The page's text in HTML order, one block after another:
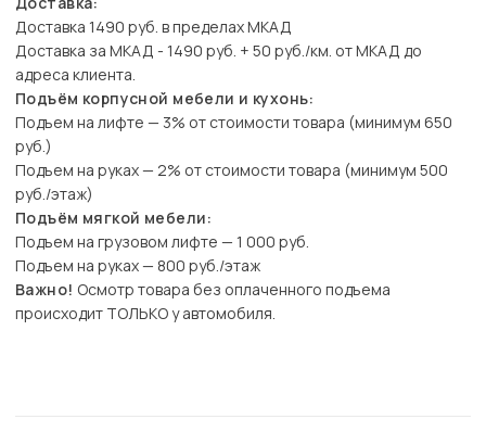
Доставка 1490 руб. в пределах МКАД
Доставка за МКАД - 1490 руб. + 50 руб./км. от МКАД до
адреса клиента.
Подъём корпусной мебели и кухонь:
Подъем на лифте — 3% от стоимости товара (минимум 650
руб.)
Подъем на руках — 2% от стоимости товара (минимум 500
руб./этаж)
Подъём мягкой мебели:
Подъем на грузовом лифте — 1 000 руб.
Подъем на руках — 800 руб./этаж
Важно! Осмотр товара без оплаченного подъема
происходит ТОЛЬКО у автомобиля.